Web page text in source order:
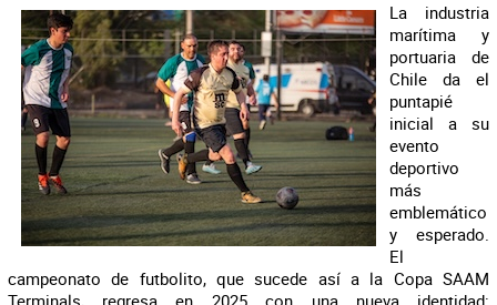
La industria
marítima y
portuaria de
Chile da el
puntapié
inicial a su
evento
deportivo
más
emblemático
y esperado.
El
campeonato de futbolito, que sucede así a la Copa SAAM
Terminals, regresa en 2025 con una nueva identidad: